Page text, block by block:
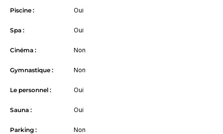
Piscine : Oui
Spa : Oui
Cinéma : Non
Gymnastique : Non
Le personnel : Oui
Sauna : Oui
Parking : Non